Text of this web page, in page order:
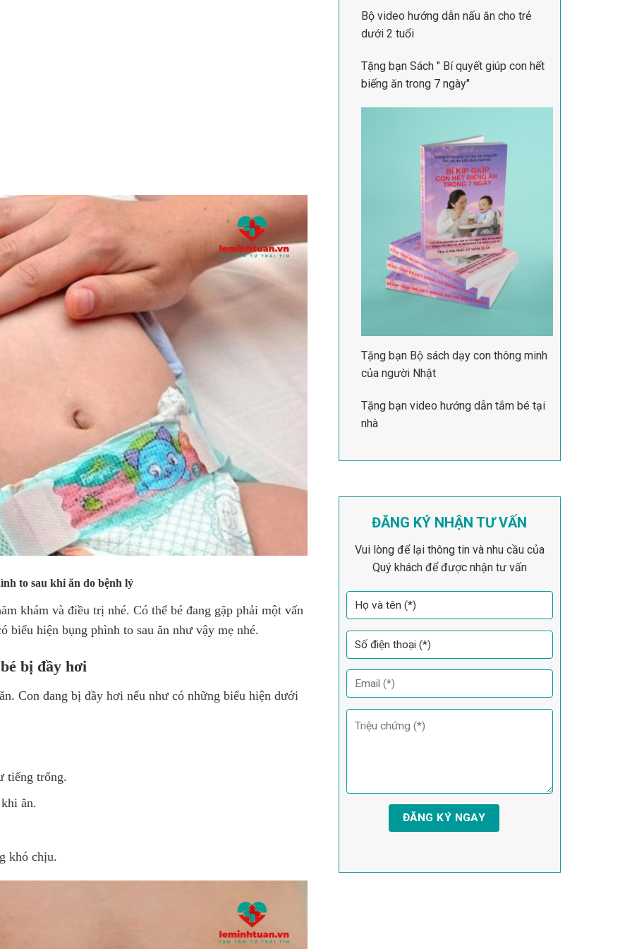
to sau khi ăn do bệnh lý
khám và điều trị nhé. Có thể bé đang gặp phải một vấn
biểu hiện bụng phình to sau ăn như vậy mẹ nhé.
bị đầy hơi
Con đang bị đầy hơi nếu như có những biểu hiện dưới
tiếng trống.
ăn.
khó chịu.
Bộ video hướng dẫn nấu ăn cho trẻ
dưới 2 tuổi
Tặng bạn Sách " Bí quyết giúp con hết
biếng ăn trong 7 ngày"
Tặng bạn Bộ sách dạy con thông minh
của người Nhật
Tặng bạn video hướng dẫn tắm bé tại
nhà
ĐĂNG KÝ NHẬN TƯ VẤN
Vui lòng để lại thông tin và nhu cầu của
Quý khách để được nhận tư vấn